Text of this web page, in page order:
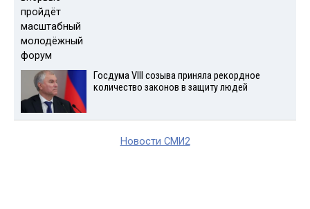
Госдума VIII созыва приняла рекордное
количество законов в защиту людей
Новости СМИ2